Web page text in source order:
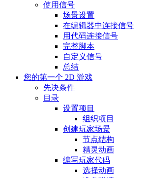
使用信号
场景设置
在编辑器中连接信号
用代码连接信号
完整脚本
自定义信号
总结
您的第一个 2D 游戏
先决条件
目录
设置项目
组织项目
创建玩家场景
节点结构
精灵动画
编写玩家代码
选择动画